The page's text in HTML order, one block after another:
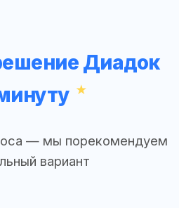
Диадок
— мы порекомендуем
вариант